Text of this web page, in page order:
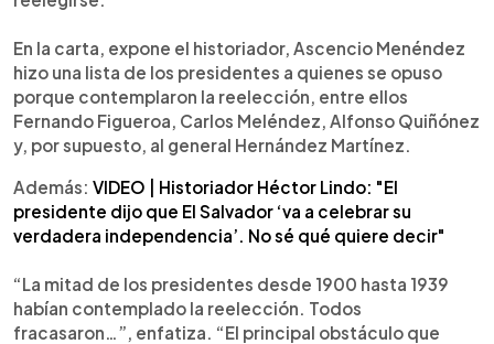
En la carta, expone el historiador, Ascencio Menéndez
hizo una lista de los presidentes a quienes se opuso
porque contemplaron la reelección, entre ellos
Fernando Figueroa, Carlos Meléndez, Alfonso Quiñónez
y, por supuesto, al general Hernández Martínez.
Además: VIDEO | Historiador Héctor Lindo: "El
presidente dijo que El Salvador ‘va a celebrar su
verdadera independencia’. No sé qué quiere decir"
“La mitad de los presidentes desde 1900 hasta 1939
habían contemplado la reelección. Todos
fracasaron…”, enfatiza. “El principal obstáculo que